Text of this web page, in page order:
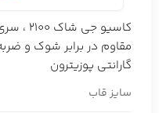
مقاوم در برابر شوک و
گارانتی پوزیترون
سایز قاب